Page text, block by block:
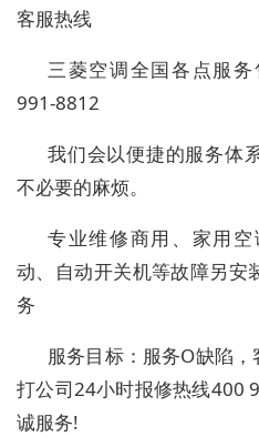
客服热线
三菱空调全国各点服
991-8812
我们会以便捷的服务体
不必要的麻烦。
专业维修商用、家用
动、自动开关机等故障另安
务
服务目标：服务O缺陷
打公司24小时报修热线400
诚服务!